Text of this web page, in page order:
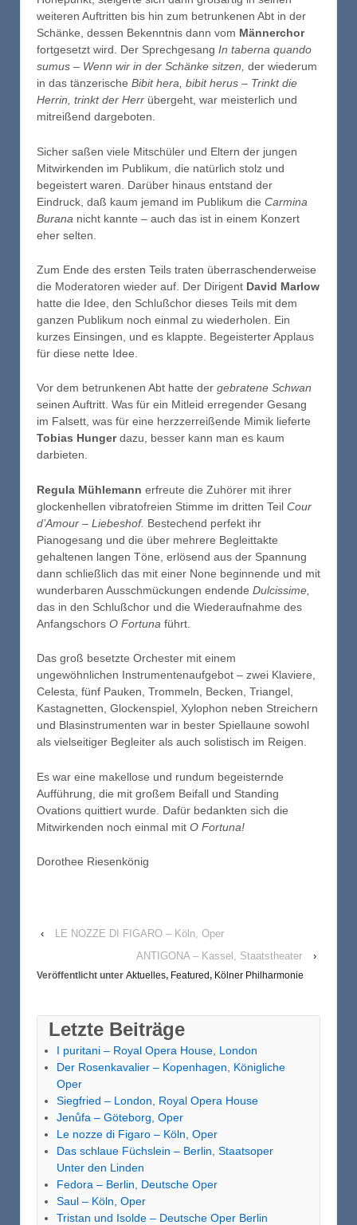
weiteren Auftritten bis hin zum betrunkenen Abt in der
Schänke, dessen Bekenntnis dann vom Männerchor
fortgesetzt wird. Der Sprechgesang In taberna quando
sumus – Wenn wir in der Schänke sitzen, der wiederum
in das tänzerische Bibit hera, bibit herus – Trinkt die
Herrin, trinkt der Herr übergeht, war meisterlich und
mitreißend dargeboten.
Sicher saßen viele Mitschüler und Eltern der jungen
Mitwirkenden im Publikum, die natürlich stolz und
begeistert waren. Darüber hinaus entstand der
Eindruck, daß kaum jemand im Publikum die Carmina
Burana nicht kannte – auch das ist in einem Konzert
eher selten.
Zum Ende des ersten Teils traten überraschenderweise
die Moderatoren wieder auf. Der Dirigent David Marlow
hatte die Idee, den Schlußchor dieses Teils mit dem
ganzen Publikum noch einmal zu wiederholen. Ein
kurzes Einsingen, und es klappte. Begeisterter Applaus
für diese nette Idee.
Vor dem betrunkenen Abt hatte der gebratene Schwan
seinen Auftritt. Was für ein Mitleid erregender Gesang
im Falsett, was für eine herzzerreißende Mimik lieferte
Tobias Hungerdazu, besser kann man es kaum
darbieten.
Regula Mühlemann erfreute die Zuhörer mit ihrer
glockenhellen vibratofreien Stimme im dritten Teil Cour
d’Amour – Liebeshof. Bestechend perfekt ihr
Pianogesang und die über mehrere Begleittakte
gehaltenen langen Töne, erlösend aus der Spannung
dann schließlich das mit einer None beginnende und mit
wunderbaren Ausschmückungen endende Dulcissime,
das in den Schlußchor und die Wiederaufnahme des
Anfangschors O Fortuna führt.
Das groß besetzte Orchester mit einem
ungewöhnlichen Instrumentenaufgebot – zwei Klaviere,
Celesta, fünf Pauken, Trommeln, Becken, Triangel,
Kastagnetten, Glockenspiel, Xylophon neben Streichern
und Blasinstrumenten war in bester Spiellaune sowohl
als vielseitiger Begleiter als auch solistisch im Reigen.
Es war eine makellose und rundum begeisternde
Aufführung, die mit großem Beifall und Standing
Ovations quittiert wurde. Dafür bedankten sich die
Mitwirkenden noch einmal mit O Fortuna!
Dorothee Riesenkönig
‹
LE NOZZE DI FIGARO – Köln, Oper
ANTIGONA – Kassel, Staatstheater
›
Veröffentlicht unter Aktuelles, Featured, Kölner Philharmonie
Letzte Beiträge
I puritani – Royal Opera House, London
Der Rosenkavalier – Kopenhagen, Königliche
Oper
Siegfried – London, Royal Opera House
Jenůfa – Göteborg, Oper
Le nozze di Figaro – Köln, Oper
Das schlaue Füchslein – Berlin, Staatsoper
Unter den Linden
Fedora – Berlin, Deutsche Oper
Saul – Köln, Oper
Tristan und Isolde – Deutsche Oper Berlin